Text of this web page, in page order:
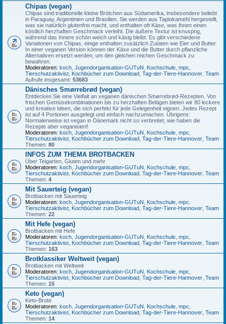
Chipas (vegan)
Chipas sind traditionelle kleine Brötchen aus Südamerika, insbesondere beliebt
in Paraguay, Argentinien und Brasilien. Sie werden aus Tapiokamehl hergestellt,
was sie natürlich glutenfrei macht, und enthalten oft Käse, was ihnen einen
köstlich herzhaften Geschmack verleiht. Die äußere Textur ist knusprig,
während das Innere schön weich und käsig bleibt. Es gibt verschiedene
Variationen von Chipas, einige enthalten zusätzlich Zutaten wie Eier und Butter.
In einer veganen Version können der Käse und die Butter durch pflanzliche
Alternativen ersetzt werden, um den gleichen reichen Geschmack zu
bewahren.
Moderatoren: koch, Jugendorganisation-GUTuN, Kochschule, mpc,
Tierschutzaktivist, Kochbücher zum Download, Tag-der-Tiere-Hannover, Team
Aufrufe insgesamt: 53683
Dänisches Smørrebrød (vegan)
Entdecken Sie eine Vielfalt an veganen dänischen Smørrebrød-Rezepten. Von
frischen Gemüsekombinationen bis zu herzhaften Belägen bieten wir 80 leckere
und kreative Ideen, die sich perfekt für jede Gelegenheit eignen. Jedes Rezept
ist auf 4 Portionen ausgelegt und einfach nachzumachen. Übrigens:
Normalerweise ist vegan in Dänemark nicht so verbreitet, wie haben die
Rezepte aber veganisiert!
Moderatoren: koch, Jugendorganisation-GUTuN, Kochschule, mpc,
Tierschutzaktivist, Kochbücher zum Download, Tag-der-Tiere-Hannover, Team
Themen: 80
INFOS ZUM THEMA BROTBACKEN
Über Teigarten, Gluten und mehr
Moderatoren: koch, Jugendorganisation-GUTuN, Kochschule, mpc,
Tierschutzaktivist, Kochbücher zum Download, Tag-der-Tiere-Hannover, Team
Themen: 4
Mit Sauerteig (vegan)
Brotbacken mit Sauerteig
Moderatoren: koch, Jugendorganisation-GUTuN, Kochschule, mpc,
Tierschutzaktivist, Kochbücher zum Download, Tag-der-Tiere-Hannover, Team
Themen: 22
Mit Hefe (vegan)
Brotbacken mit Hefe
Moderatoren: koch, Jugendorganisation-GUTuN, Kochschule, mpc,
Tierschutzaktivist, Kochbücher zum Download, Tag-der-Tiere-Hannover, Team
Themen: 163
Brotklassiker Weltweit (vegan)
Brotbacken mit Weltweit
Moderatoren: koch, Jugendorganisation-GUTuN, Kochschule, mpc,
Tierschutzaktivist, Kochbücher zum Download, Tag-der-Tiere-Hannover, Team
Themen: 15
Keto (vegan)
Keto-Brote
Moderatoren: koch, Jugendorganisation-GUTuN, Kochschule, mpc,
Tierschutzaktivist, Kochbücher zum Download, Tag-der-Tiere-Hannover, Team
Themen: 14